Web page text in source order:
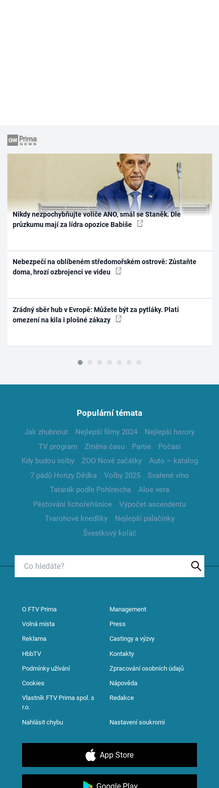
Nikdy nezpochybňujte voliče ANO, smál se Staněk. Dle
průzkumu mají za lídra opozice Babiše
Nebezpečí na oblíbeném středomořském ostrově: Zůstaňte
doma, hrozí ozbrojenci ve videu
Zrádný sběr hub v Evropě: Můžete být za pytláky. Platí
omezení na kila i plošné zákazy
Populární témata
Jak zhubnout Nejlepší filmy 2024
Nejlepší horory
TV program
Změna času Partie
Počasí
Kdy budou volby
ZOO Nové začátky
Auto – katalog
7 pádů Honzy Dědka
Volby 2025
Svařené víno
Tatarák podle Pohlreicha
Aloe vera
Pěstování lichořeřišnice
Výpočet ascendentu
Tvarohové knedlíky
Nejlepší palačinky
Švestkový koláč
O FTV Prima Management
Volná místa Press
Reklama Castingy a výzvy
HbbTV Kontakty
Podmínky užívání Zpracování osobních údajů
Cookies Nápověda
Vlastník FTV Prima spol. s
r.o.
Redakce
Nahlásit chybu Nastavení soukromí
App Store